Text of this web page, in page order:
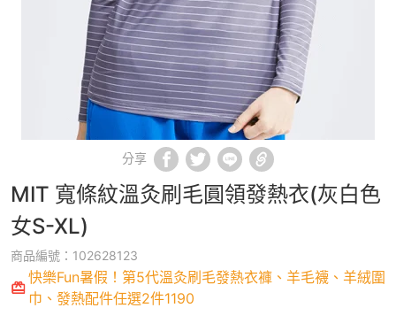
分享
MIT 寬條紋溫灸刷毛圓領發熱衣(灰白色
女S-XL)
商品編號：102628123
快樂Fun暑假！第5代溫灸刷毛發熱衣褲、羊毛襪、羊絨圍
巾、發熱配件任選2件1190